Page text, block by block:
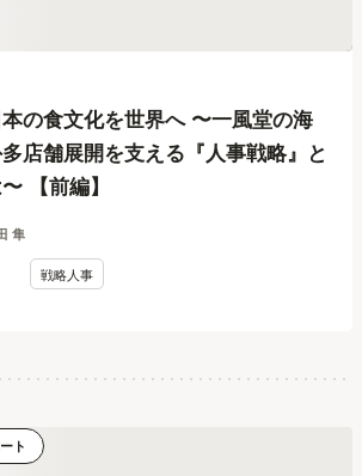
の食文化を世界へ 〜一風堂の海
店舗展開を支える『人事戦略』と
【前編】
隼
戦略人事
ト